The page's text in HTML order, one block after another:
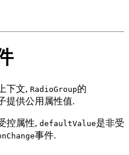
下文, RadioGroup的
提供公用属性值.
控属性, defaultValue是非受
事件.